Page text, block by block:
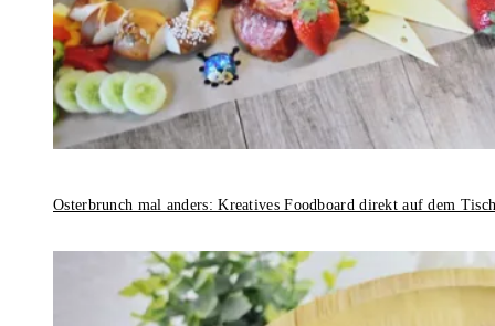
Osterbrunch mal anders: Kreatives Foodboard direkt auf dem